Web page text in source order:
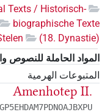
Texts / Historisch-
biographische Texte
(18. Dynastie)
المواد الحاملة للنصوص
المتبوعات الهرمية
Amenhotep II.